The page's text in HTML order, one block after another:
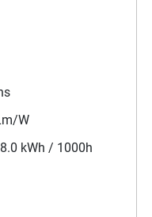
W
kWh / 1000h